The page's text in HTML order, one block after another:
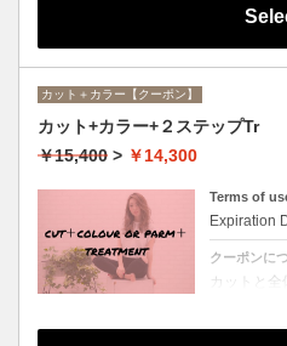
カット＋カラー【クーポン】
カット+カラー+２ステップTr
￥15,400 > ￥14,300
Terms of
Expiration
クーポンに
カットと
プトリー
や髪の状
ャンプー、